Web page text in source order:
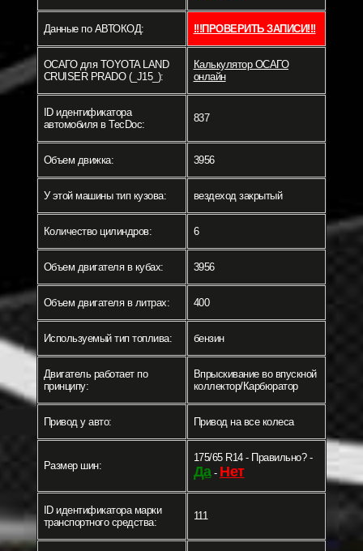
Данные по АВТОКОД: !!!ПРОВЕРИТЬ ЗАПИСИ!!!
ОСАГО для TOYOTA LAND
CRUISER PRADO (_J15_):
Калькулятор ОСАГО
онлайн
ID идентификатора
автомобиля в TecDoc:
837
Объем движка: 3956
У этой машины тип кузова: вездеход закрытый
Количество цилиндров: 6
Объем двигателя в кубах: 3956
Объем двигателя в литрах: 400
Используемый тип топлива: бензин
Двигатель работает по
принципу:
Впрыскивание во впускной
коллектор/Карбюратор
Привод у авто: Привод на все колеса
Размер шин:
175/65 R14 - Правильно? -
Да- Нет
ID идентификатора марки
транспортного средства:
111